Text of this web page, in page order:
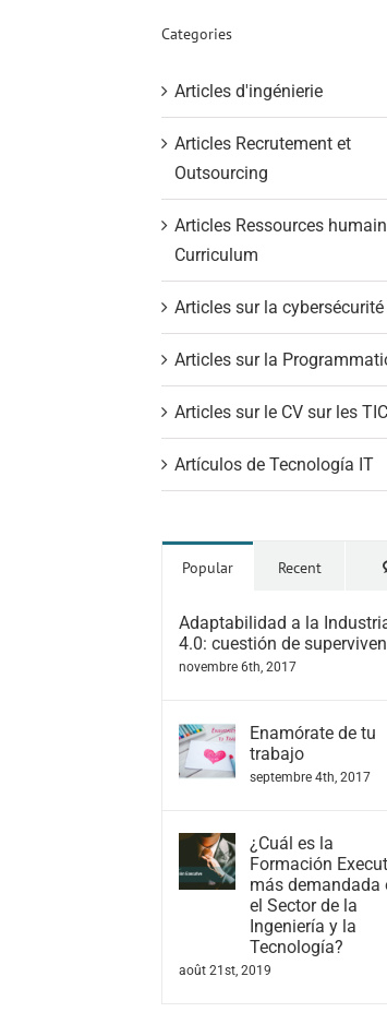
Categories
Articles d'ingénierie
Articles Recrutement et
Outsourcing
Articles Ressources
Curriculum
Articles sur la cybersécurité
Articles sur la
Articles sur le CV sur les TIC
Artículos de Tecnología IT
Popular Recent
Adaptabilidad a la
4.0: cuestión de
novembre 6th, 2017
Enamórate de tu
trabajo
septembre 4th, 2017
¿Cuál es la
Formación
más demandada
el Sector de la
Ingeniería y la
Tecnología?
août 21st, 2019